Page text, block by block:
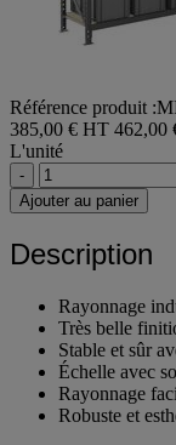
Référence produit
385,00 € HT 462,00
L'unité
-
Ajouter au panier
Description
Rayonnage
Très belle
Stable et sûr
Échelle avec
Rayonnage
Robuste et